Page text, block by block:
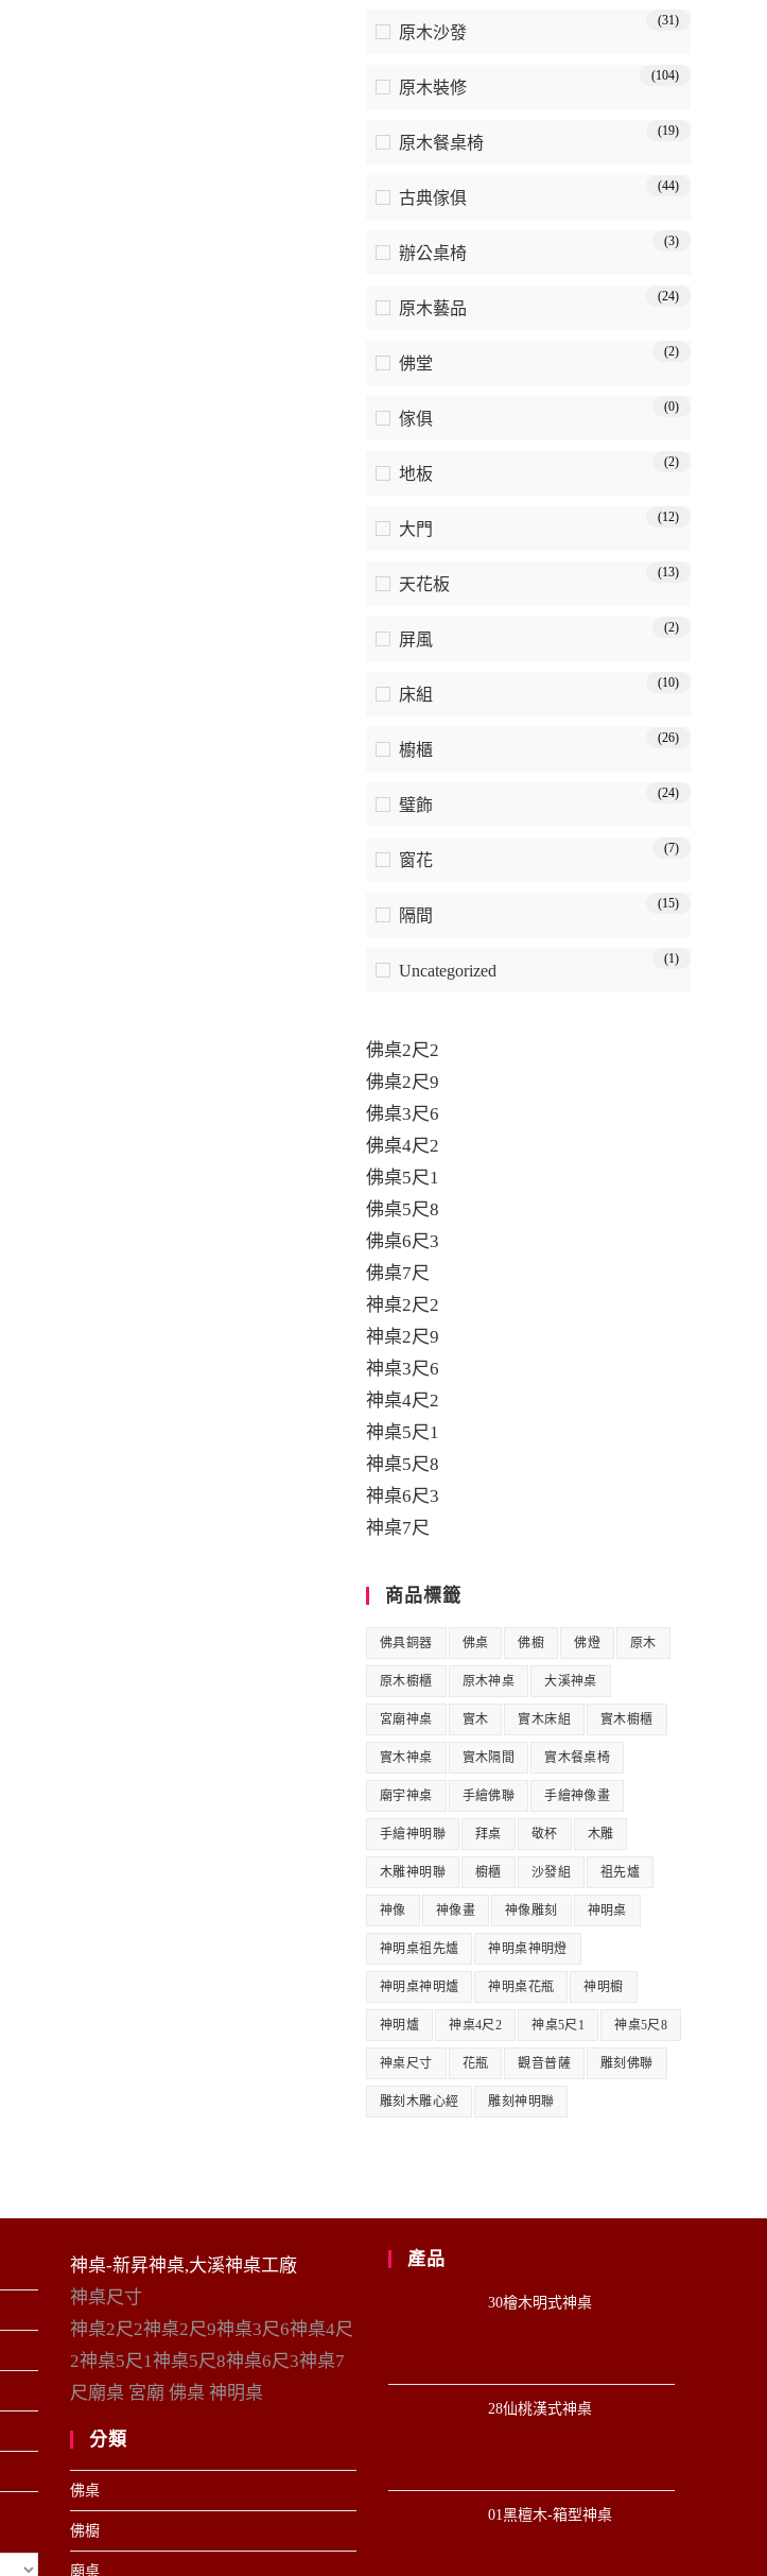
原木沙發
(31)
原木裝修
(104)
原木餐桌椅
(19)
古典傢俱
(44)
辦公桌椅
(3)
原木藝品
(24)
佛堂
(2)
傢俱
(0)
地板
(2)
大門
(12)
天花板
(13)
屏風
(2)
床組
(10)
櫥櫃
(26)
璧飾
(24)
窗花
(7)
隔間
(15)
Uncategorized
(1)
佛桌2尺2
佛桌2尺9
佛桌3尺6
佛桌4尺2
佛桌5尺1
佛桌5尺8
佛桌6尺3
佛桌7尺
神桌2尺2
神桌2尺9
神桌3尺6
神桌4尺2
神桌5尺1
神桌5尺8
神桌6尺3
神桌7尺
商品標籤
佛具銅器 佛桌 佛櫥 佛燈 原木
原木櫥櫃 原木神桌 大溪神桌
宮廟神桌 實木 實木床組 實木櫥櫃
實木神桌 實木隔間 實木餐桌椅
廟宇神桌 手繪佛聯 手繪神像畫
手繪神明聯 拜桌 敬杯 木雕
木雕神明聯 櫥櫃 沙發組 祖先爐
神像 神像畫 神像雕刻 神明桌
神明桌祖先爐 神明桌神明燈
神明桌神明爐 神明桌花瓶 神明櫥
神明爐 神桌4尺2 神桌5尺1 神桌5尺8
神桌尺寸 花瓶 觀音普薩 雕刻佛聯
雕刻木雕心經 雕刻神明聯
神桌-新昇神桌,大溪神桌工廠
神桌尺寸
神桌2尺2神桌2尺9神桌3尺6神桌4尺
2神桌5尺1神桌5尺8神桌6尺3神桌7
尺廟桌 宮廟 佛桌 神明桌
分類
佛桌
佛櫥
廟桌
產品
30檜木明式神桌
28仙桃漢式神桌
01黑檀木-箱型神桌